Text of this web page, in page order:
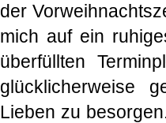
der
mich auf ein
überfüllten
glücklicherweise
Lieben zu